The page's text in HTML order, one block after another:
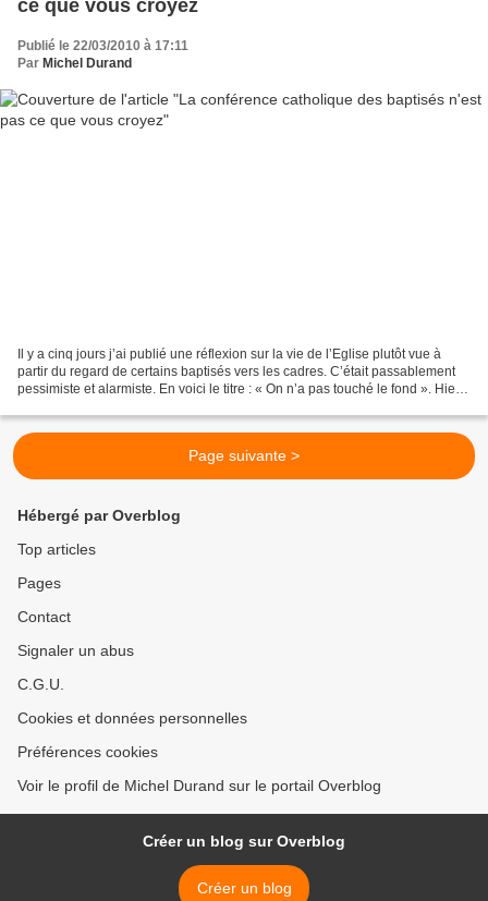
ce que vous croyez
Publié le 22/03/2010 à 17:11
Par Michel Durand
Il y a cinq jours j’ai publié une réflexion sur la vie de l’Eglise plutôt vue à
partir du regard de certains baptisés vers les cadres. C’était passablement
pessimiste et alarmiste. En voici le titre : « On n’a pas touché le fond ». Hier,
Page suivante >
Hébergé par Overblog
Top articles
Pages
Contact
Signaler un abus
C.G.U.
Cookies et données personnelles
Préférences cookies
Voir le profil de Michel Durand sur le portail Overblog
Créer un blog sur Overblog
Créer un blog